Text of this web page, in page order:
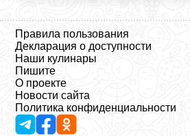
Правила пользования
Декларация о доступности
Наши кулинары
Пишите
О проекте
Новости сайта
Политика конфиденциальности